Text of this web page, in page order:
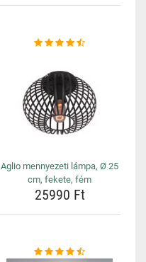
Aglio mennyezeti lámpa, Ø 25
cm, fekete, fém
25990 Ft